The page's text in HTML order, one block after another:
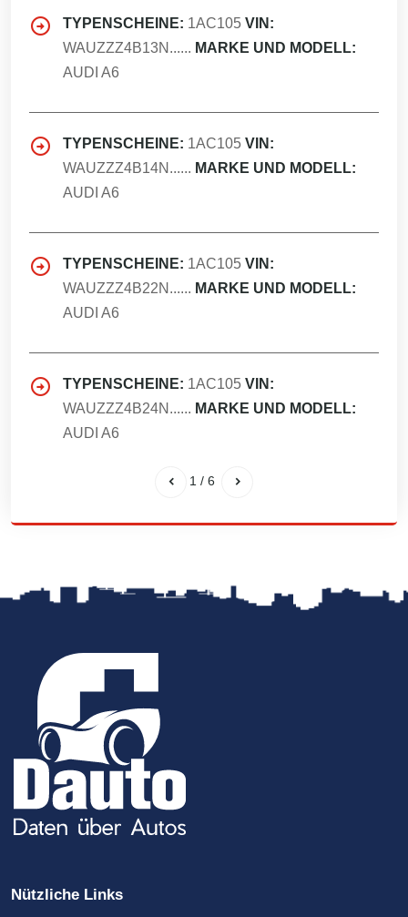
TYPENSCHEINE: 1AC105 VIN:
WAUZZZ4B13N...... MARKE UND MODELL:
AUDI A6
TYPENSCHEINE: 1AC105 VIN:
WAUZZZ4B14N...... MARKE UND MODELL:
AUDI A6
TYPENSCHEINE: 1AC105 VIN:
WAUZZZ4B22N...... MARKE UND MODELL:
AUDI A6
TYPENSCHEINE: 1AC105 VIN:
WAUZZZ4B24N...... MARKE UND MODELL:
AUDI A6
1 / 6
Nützliche Links